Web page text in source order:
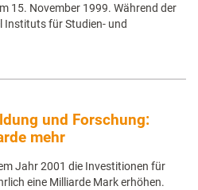
15. November 1999. Während der
Instituts für Studien- und
und Forschung:
mehr
Jahr 2001 die Investitionen für
eine Milliarde Mark erhöhen.